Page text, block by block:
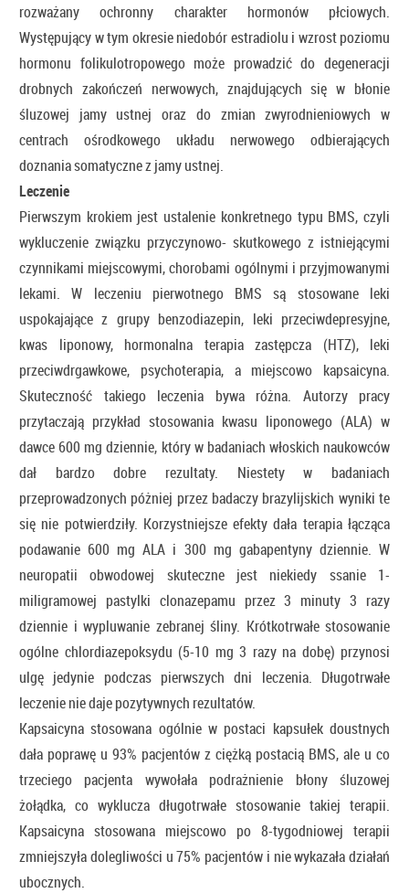
rozważany ochronny charakter hormonów płciowych.
Występujący w tym okresie niedobór estradiolu i wzrost poziomu
hormonu folikulotropowego może prowadzić do degeneracji
drobnych zakończeń nerwowych, znajdujących się w błonie
śluzowej jamy ustnej oraz do zmian zwyrodnieniowych w
centrach ośrodkowego układu nerwowego odbierających
doznania somatyczne z jamy ustnej.
Leczenie
Pierwszym krokiem jest ustalenie konkretnego typu BMS, czyli
wykluczenie związku przyczynowo- skutkowego z istniejącymi
czynnikami miejscowymi, chorobami ogólnymi i przyjmowanymi
lekami. W leczeniu pierwotnego BMS są stosowane leki
uspokajające z grupy benzodiazepin, leki przeciwdepresyjne,
kwas liponowy, hormonalna terapia zastępcza (HTZ), leki
przeciwdrgawkowe, psychoterapia, a miejscowo kapsaicyna.
Skuteczność takiego leczenia bywa różna. Autorzy pracy
przytaczają przykład stosowania kwasu liponowego (ALA) w
dawce 600 mg dziennie, który w badaniach włoskich naukowców
dał bardzo dobre rezultaty. Niestety w badaniach
przeprowadzonych póżniej przez badaczy brazylijskich wyniki te
się nie potwierdziły. Korzystniejsze efekty dała terapia łącząca
podawanie 600 mg ALA i 300 mg gabapentyny dziennie. W
neuropatii obwodowej skuteczne jest niekiedy ssanie 1-
miligramowej pastylki clonazepamu przez 3 minuty 3 razy
dziennie i wypluwanie zebranej śliny. Krótkotrwałe stosowanie
ogólne chlordiazepoksydu (5-10 mg 3 razy na dobę) przynosi
ulgę jedynie podczas pierwszych dni leczenia. Długotrwałe
leczenie nie daje pozytywnych rezultatów.
Kapsaicyna stosowana ogólnie w postaci kapsułek doustnych
dała poprawę u 93% pacjentów z ciężką postacią BMS, ale u co
trzeciego pacjenta wywołała podrażnienie błony śluzowej
żołądka, co wyklucza długotrwałe stosowanie takiej terapii.
Kapsaicyna stosowana miejscowo po 8-tygodniowej terapii
zmniejszyła dolegliwości u 75% pacjentów i nie wykazała działań
ubocznych.